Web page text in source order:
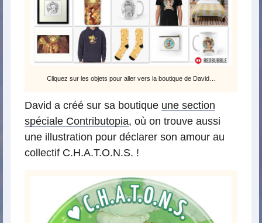
Cliquez sur les objets pour aller vers la boutique de David…
David a créé sur sa boutique une section
spéciale Contributopia, où on trouve aussi
une illustration pour déclarer son amour au
collectif C.H.A.T.O.N.S. !